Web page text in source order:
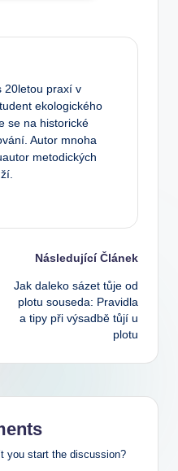
20letou praxí v
ekologického
se na historické
Autor mnoha
metodických
Následující Článek
Jak daleko sázet tůje od
plotu souseda: Pravidla
a tipy při výsadbě tůjí u
plotu
you start the discussion?